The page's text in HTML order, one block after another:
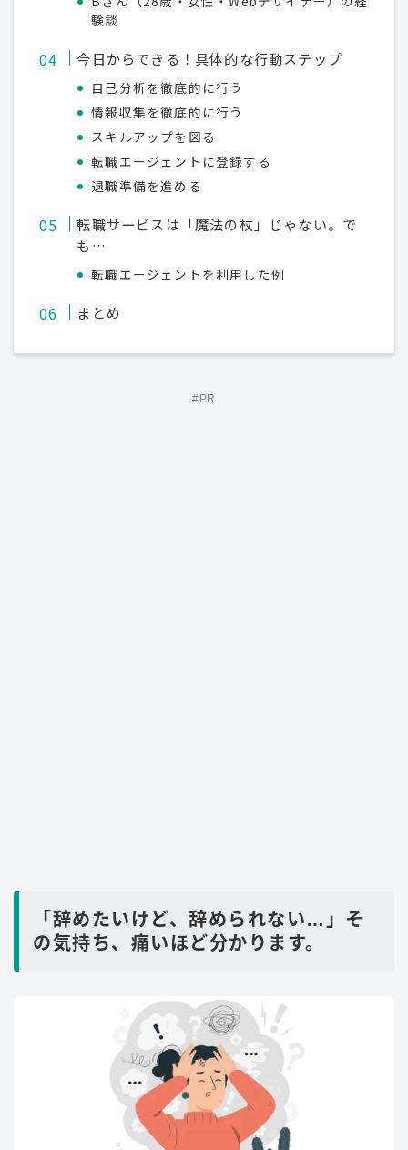
験談
今日からできる！具体的な行動ステップ
自己分析を徹底的に行う
情報収集を徹底的に行う
スキルアップを図る
転職エージェントに登録する
退職準備を進める
転職サービスは「魔法の杖」じゃない。で
も…
転職エージェントを利用した例
まとめ
#PR
「辞めたいけど、辞められない…」そ
の気持ち、痛いほど分かります。